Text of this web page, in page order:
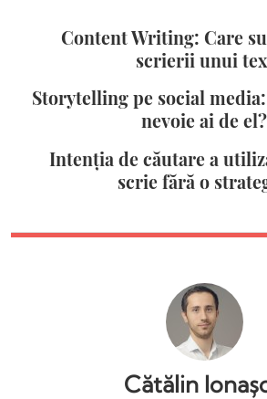
Content Writing: Care
scrierii unui
Storytelling pe social
nevoie ai de el?
Intenția de căutare a
scrie fără o
Cătălin